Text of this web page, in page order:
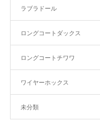
ラブラドール
ロングコートダックス
ロングコートチワワ
ワイヤーホックス
未分類